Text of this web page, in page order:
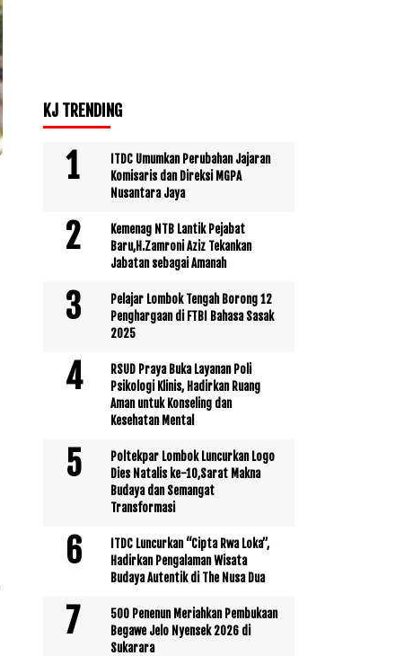
KJ TRENDING
ITDC Umumkan Perubahan Jajaran
Komisaris dan Direksi MGPA
Nusantara Jaya
Kemenag NTB Lantik Pejabat
Baru,H.Zamroni Aziz Tekankan
Jabatan sebagai Amanah
Pelajar Lombok Tengah Borong 12
Penghargaan di FTBI Bahasa Sasak
2025
RSUD Praya Buka Layanan Poli
Psikologi Klinis, Hadirkan Ruang
Aman untuk Konseling dan
Kesehatan Mental
Poltekpar Lombok Luncurkan Logo
Dies Natalis ke-10,Sarat Makna
Budaya dan Semangat
Transformasi
ITDC Luncurkan “Cipta Rwa Loka”,
Hadirkan Pengalaman Wisata
Budaya Autentik di The Nusa Dua
500 Penenun Meriahkan Pembukaan
Begawe Jelo Nyensek 2026 di
Sukarara